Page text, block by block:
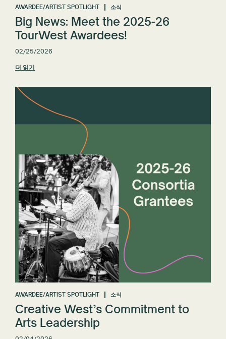
AWARDEE/ARTIST SPOTLIGHT 소식
Big News: Meet the 2025-26
TourWest Awardees!
02/25/2026
더 읽기
AWARDEE/ARTIST SPOTLIGHT 소식
Creative West’s Commitment to
Arts Leadership